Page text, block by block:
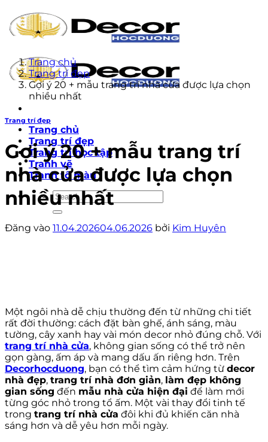
qua
nội
Trang chủ
Trang trí đẹp
Trang trí học tập
Tranh vẽ
Tranh tô màu
Trang chủ
Trang trí đẹp
Gợi ý 20 + mẫu trang trí nhà cửa được lựa chọn
nhiều nhất
Trang trí đẹp
Gợi ý 20 + mẫu trang trí
nhà cửa được lựa chọn
nhiều nhất
Đăng vào 11.04.202604.06.2026 bởi Kim Huyên
Một ngôi nhà dễ chịu thường đến từ những chi tiết
rất đời thường: cách đặt bàn ghế, ánh sáng, màu
tường, cây xanh hay vài món decor nhỏ đúng chỗ. Với
trang trí nhà cửa, không gian sống có thể trở nên
gọn gàng, ấm áp và mang dấu ấn riêng hơn. Trên
Decorhocduong, bạn có thể tìm cảm hứng từ decor
nhà đẹp, trang trí nhà đơn giản, làm đẹp không
gian sống đến mẫu nhà cửa hiện đại để làm mới
từng góc nhỏ trong tổ ấm. Một vài thay đổi tinh tế
trong trang trí nhà cửa đôi khi đủ khiến căn nhà
sáng hơn và dễ yêu hơn mỗi ngày.